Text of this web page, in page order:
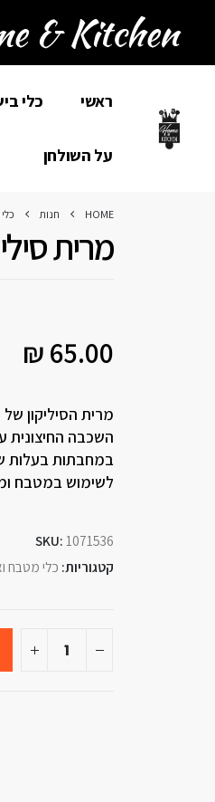
ראשי כלי
על השולחן
HOME חנות
מרית
₪65.00
לשימוש במטבח
SKU: 1071536
קטגוריות: כלי מטבח